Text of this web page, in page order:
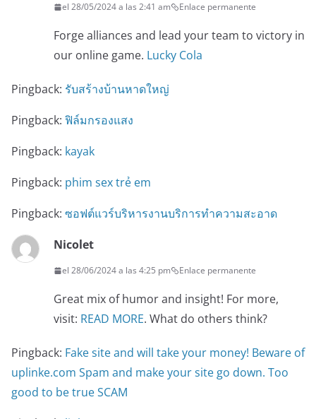
el 28/05/2024 a las 2:41 am Enlace permanente
Forge alliances and lead your team to victory in
our online game. Lucky Cola
Pingback: รับสร้างบ้านหาดใหญ่
Pingback: ฟิล์มกรองแสง
Pingback: kayak
Pingback: phim sex trẻ em
Pingback: ซอฟต์แวร์บริหารงานบริการทำความสะอาด
Nicolet
el 28/06/2024 a las 4:25 pm Enlace permanente
Great mix of humor and insight! For more,
visit: READ MORE. What do others think?
Pingback: Fake site and will take your money! Beware of
uplinke.com Spam and make your site go down. Too
good to be true SCAM